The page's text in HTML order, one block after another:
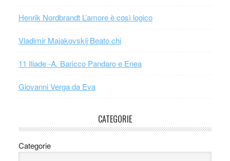
Henrik Nordbrandt L’amore è così logico
Vladimir Majakovskij Beato chi
11 Iliade -A. Baricco Pandaro e Enea
Giovanni Verga da Eva
CATEGORIE
Categorie